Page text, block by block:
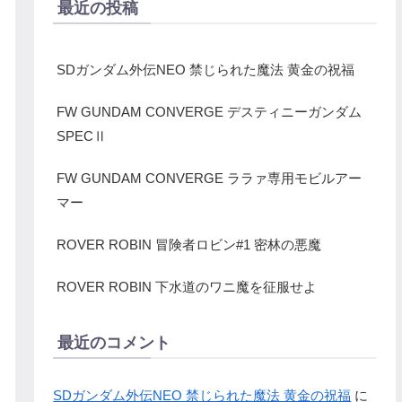
最近の投稿
SDガンダム外伝NEO 禁じられた魔法 黄金の祝福
FW GUNDAM CONVERGE デスティニーガンダム
SPECⅡ
FW GUNDAM CONVERGE ララァ専用モビルアー
マー
ROVER ROBIN 冒険者ロビン#1 密林の悪魔
ROVER ROBIN 下水道のワニ魔を征服せよ
最近のコメント
SDガンダム外伝NEO 禁じられた魔法 黄金の祝福 に